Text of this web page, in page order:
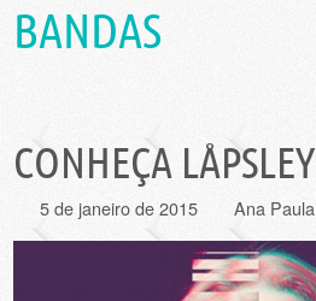
BANDAS
CONHEÇA LÅPSLEY
5 de janeiro de 2015 Ana Paula